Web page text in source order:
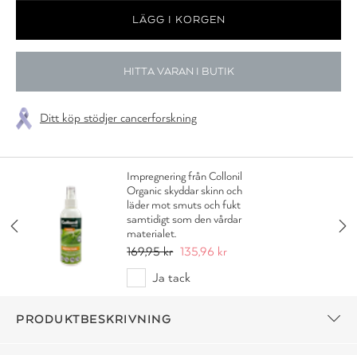
HITTA VARAN I BUTIK
Ditt köp stödjer cancerforskning
Impregnering från Collonil
Organic skyddar skinn och
läder mot smuts och fukt
samtidigt som den vårdar
materialet.
169,95 kr 135,96 kr
Ja tack
PRODUKTBESKRIVNING